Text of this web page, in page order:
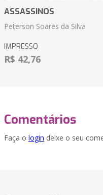
ASSASSINOS
Peterson Soares da Silva
IMPRESSO
R$ 42,76
Comentários
Faça o login deixe o seu